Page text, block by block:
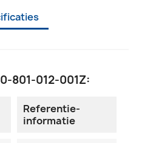
801-012-001Z:
Referentie-
informatie